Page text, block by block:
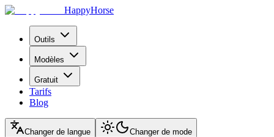
HappyHorse
Outils
Modèles
Gratuit
Tarifs
Blog
Changer de langue Changer de mode